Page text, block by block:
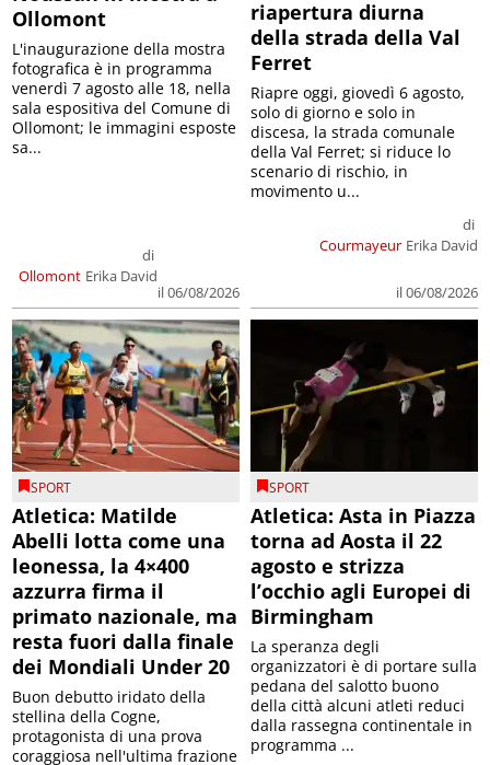
Ollomont
Ollomont
di
Erika David
il 06/08/2026
L'inaugurazione della mostra
fotografica è in programma
venerdì 7 agosto alle 18, nella
sala espositiva del Comune di
Ollomont; le immagini esposte
sa...
riapertura diurna
della strada della Val
Ferret
Courmayeur
di
Erika David
il 06/08/2026
Riapre oggi, giovedì 6 agosto,
solo di giorno e solo in
discesa, la strada comunale
della Val Ferret; si riduce lo
scenario di rischio, in
movimento u...
SPORT
Atletica: Matilde
Abelli lotta come una
leonessa, la 4×400
azzurra firma il
primato nazionale, ma
resta fuori dalla finale
dei Mondiali Under 20
Buon debutto iridato della
stellina della Cogne,
protagonista di una prova
coraggiosa nell'ultima frazione
SPORT
Atletica: Asta in Piazza
torna ad Aosta il 22
agosto e strizza
l’occhio agli Europei di
Birmingham
La speranza degli
organizzatori è di portare sulla
pedana del salotto buono
della città alcuni atleti reduci
dalla rassegna continentale in
programma ...